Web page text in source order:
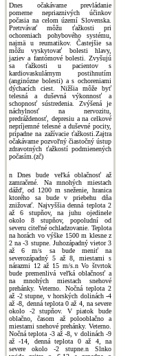
Dnes očakávame prevládanie
pomerne nepriaznivých účinkov
počasia na celom území Slovenska.
Pretrvávať môžu ťažkosti pri
ochoreniach pohybového systému,
najmä u reumatikov. Častejšie sa
môžu vyskytovať bolesti hlavy,
jaziev a fantómové bolesti. Zvyšujú
sa ťažkosti u pacientov s
kardiovaskulárnym postihnutím
(anginózne bolesti) a s ochoreniami
dýchacích ciest. Nižšia môže byť
telesná a duševná výkonnosť a
schopnosť sústredenia. Zvýšená je
náchylnosť na nervozitu,
predráždenosť, depresiu a na celkové
nepríjemné telesné a duševné pocity,
prípadne na zažívacie ťažkosti.Zajtra
očakávame pozvoľný čiastočný ústup
zdravotných ťažkostí podmienených
počasím.(zč)
n Dnes bude veľká oblačnosť až
zamračené. Na mnohých miestach
dážď, od 1200 m sneženie, hranica
ktorého sa bude v priebehu dňa
znižovať. Najvyššia denná teplota 2
až 6 stupňov, na juhu ojedinele
okolo 8 stupňov, popoludní od
severu citeľné ochladzovanie. Teplota
na horách vo výške 1500 m klesne z
2 na -3 stupne. Juhozápadný vietor 3
až 6 m/s sa bude meniť na
severozápadný 5 až 8, miestami s
nárazmi 12 až 15 m/s.n Vo štvrtok
bude premenlivá veľká oblačnosť a
na mnohých miestach snehové
prehánky. Veterno. Nočná teplota 2
až -2 stupne, v horských dolinách -4
až -8, denná teplota 0 až 4, na severe
okolo -2 stupňov. V piatok bude
oblačno, časom až polooblačno a
miestami snehové prehánky. Veterno.
Nočná teplota -3 až -8, v dolinách -9
až -14, denná teplota 0 až 4, na
severe okolo -2 stupne.n Slnko